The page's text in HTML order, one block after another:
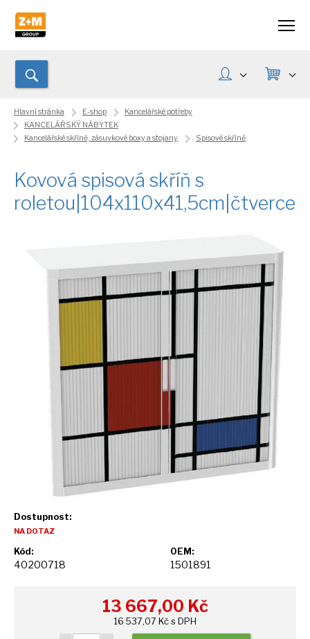
Hlavní stránka E-shop
Kancelářské potřeby
KANCELÁŘSKÝ NÁBYTEK
Kancelářské skříně, zásuvkové boxy a stojany
Spisové skříně
Kovová spisová skříň s
roletou|104x110x41,5cm|čtverce
Dostupnost:
NA DOTAZ
Kód:
40200718
OEM:
1501891
13 667,00 Kč
16 537,07 Kč s DPH